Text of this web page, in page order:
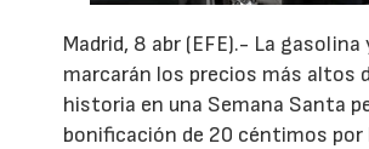
Madrid, 8 abr (EFE).- La gasolina
marcarán los precios más altos
historia en una Semana Santa
bonificación de 20 céntimos